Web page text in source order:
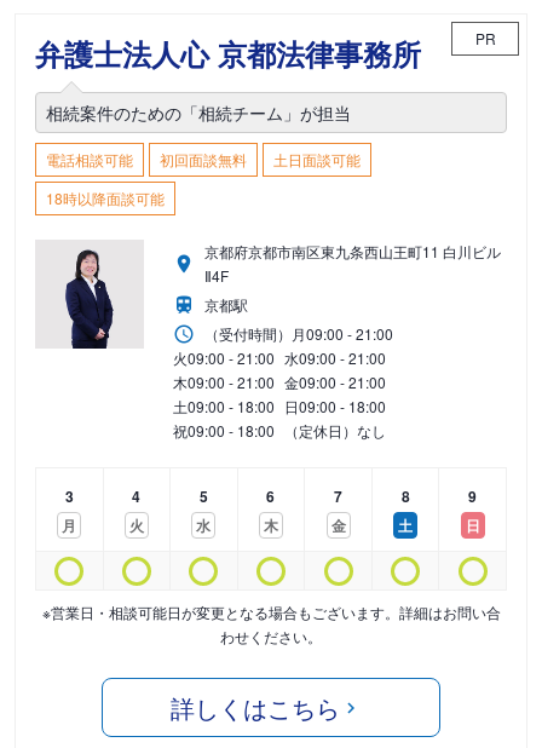
弁護士法人心 京都法律事務所 PR
相続案件のための「相続チーム」が担当
電話相談可能 初回面談無料
土日面談可能
18時以降面談可能
京都府京都市南区東九条西山王町11 白川ビル
Ⅱ4F
京都駅
（受付時間） 月09:00 - 21:00
火09:00 - 21:00 水09:00 - 21:00
木09:00 - 21:00 金09:00 - 21:00
土09:00 - 18:00 日09:00 - 18:00
祝09:00 - 18:00 （定休日）なし
3
月
4
火
5
水
6
木
7
金
8
土
9
日
※営業日・相談可能日が変更となる場合もございます。詳細はお問い合
わせください。
詳しくはこちら